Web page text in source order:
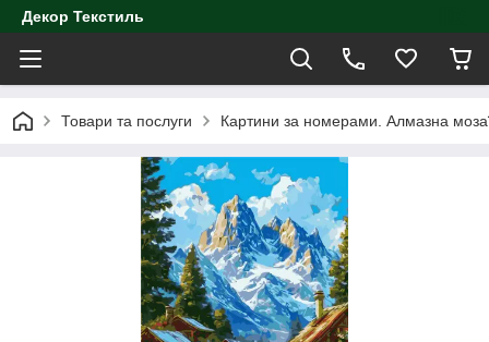
Декор Текстиль
Товари та послуги Картини за номерами. Алмазна